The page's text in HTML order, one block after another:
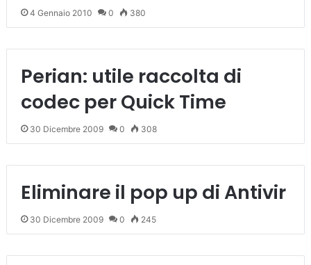
4 Gennaio 2010 0 380
Perian: utile raccolta di
codec per Quick Time
30 Dicembre 2009 0 308
Eliminare il pop up di Antivir
30 Dicembre 2009 0 245